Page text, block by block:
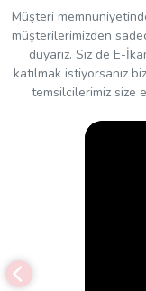
Müşteri
müşterilerimizden
duyarız. Siz de E-
katılmak istiyorsanız
temsilcilerimiz size